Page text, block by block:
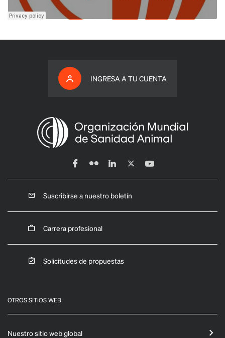
INGRESA A TU CUENTA
Suscribirse a nuestro boletín
Carrera profesional
Solicitudes de propuestas
OTROS SITIOS WEB
Nuestro sitio web global